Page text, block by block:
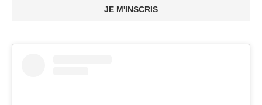
JE M'INSCRIS